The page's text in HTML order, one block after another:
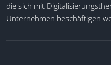
die sich mit
Unternehmen beschäftigen